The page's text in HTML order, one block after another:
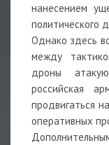
нанесением
политического
Однако здесь
между
дроны
российская
продвигаться
оперативных